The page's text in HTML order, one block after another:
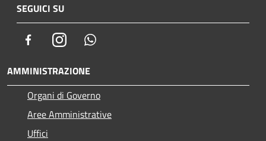
SEGUICI SU
FacebookInstagram
AMMINISTRAZIONE
Organi di Governo
Aree Amministrative
Uffici